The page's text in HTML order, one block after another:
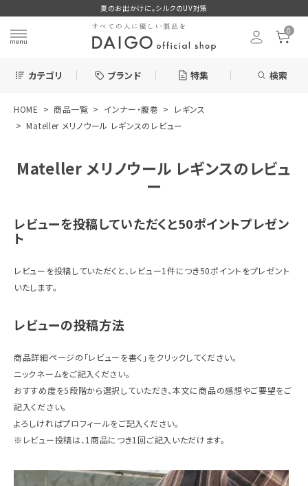
夏のお出かけに。シルクのUV対策
0
カテゴリ ブランド 特集 検索
お気に入り
カテゴリーから探す
ギフトを探す
ブランドから探す
特集
お問い合わせ
HOME 商品一覧 インナー・腹巻
レギンス
Mateller メリノウール レギンスのレビュー
Mateller メリノウール レギンスのレビュ
ー
レビューを投稿していただくと50ポイントプレゼン
ト
レビューを投稿していただくと、レビュー1件につき50ポイントをプレゼント
いたします。
レビューの投稿方法
商品詳細ページの「レビューを書く」をクリックしてください。
ニックネームをご記入ください。
おすすめ度を5段階から選択していただき、本文に商品の感想やご要望をご
記入ください。
よろしければプロフィールをご記入ください。
※レビュー投稿は、1商品につき1回ご記入いただけます。